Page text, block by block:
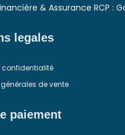
& Assurance RCP :
legales
confidentialité
de vente
paiement